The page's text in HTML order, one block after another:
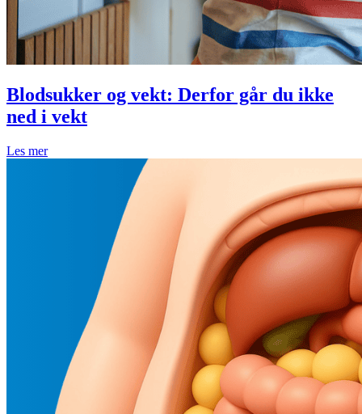
Blodsukker og vekt: Derfor går du ikke
ned i vekt
Les mer